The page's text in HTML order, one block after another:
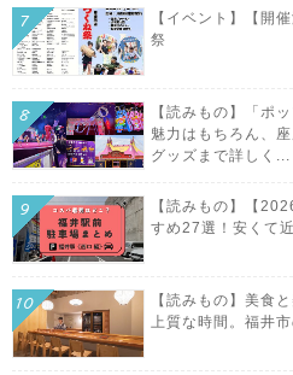
【イベント】【開
祭
【読みもの】「ポ
魅力はもちろん、
グッズまで詳しく...
【読みもの】【
すめ27選！安くて
【読みもの】美食
上質な時間。福井市